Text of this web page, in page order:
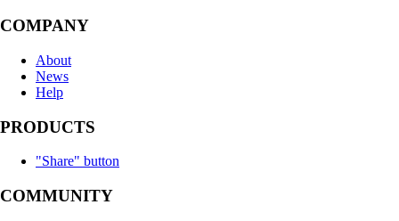
COMPANY
About
News
Help
PRODUCTS
"Share" button
COMMUNITY